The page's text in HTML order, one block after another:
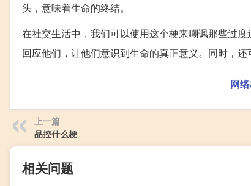
头，意味着生命的终结。
在社交生活中，我们可以使用这个梗来嘲讽那些过
回应他们，让他们意识到生命的真正意义。同时，
网
上一篇
品控什么梗
相关问题